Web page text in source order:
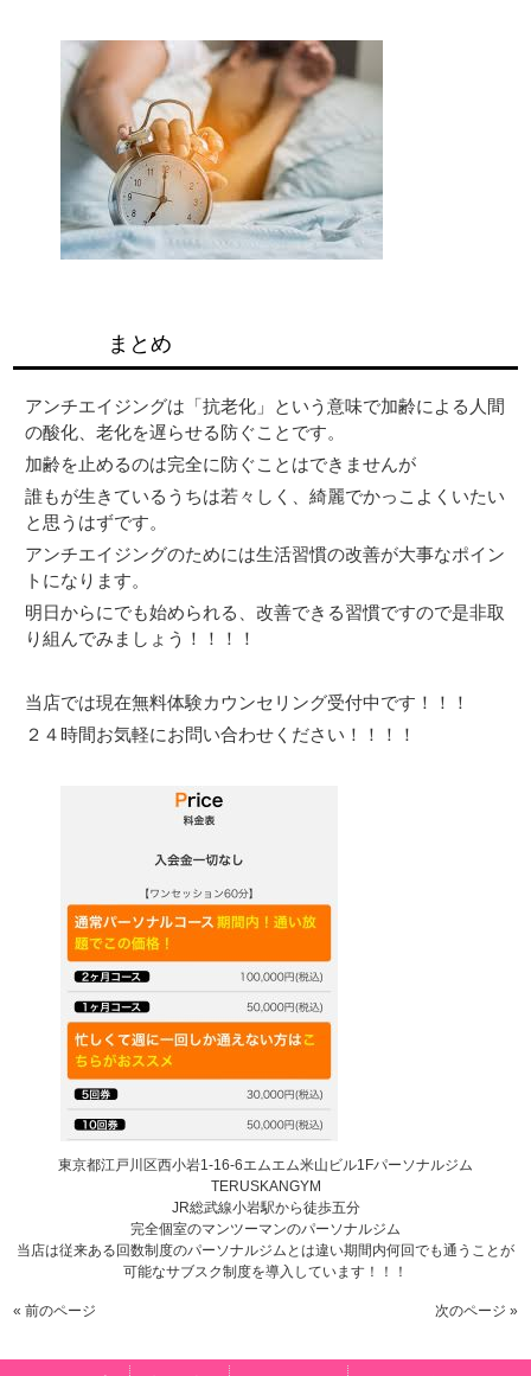
まとめ
アンチエイジングは「抗老化」という意味で加齢による人間
の酸化、老化を遅らせる防ぐことです。
加齢を止めるのは完全に防ぐことはできませんが
誰もが生きているうちは若々しく、綺麗でかっこよくいたい
と思うはずです。
アンチエイジングのためには生活習慣の改善が大事なポイン
トになります。
明日からにでも始められる、改善できる習慣ですので是非取
り組んでみましょう！！！！
当店では現在無料体験カウンセリング受付中です！！！
２４時間お気軽にお問い合わせください！！！！
東京都江戸川区西小岩1-16-6エムエム米山ビル1Fパーソナルジム
TERUSKANGYM
JR総武線小岩駅から徒歩五分
完全個室のマンツーマンのパーソナルジム
当店は従来ある回数制度のパーソナルジムとは違い期間内何回でも通うことが
可能なサブスク制度を導入しています！！！
« 前のページ 次のページ »